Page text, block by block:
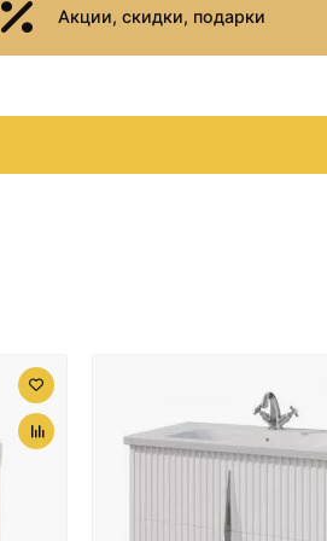
Тумба серый антрацит
Акции, скидки, подарки